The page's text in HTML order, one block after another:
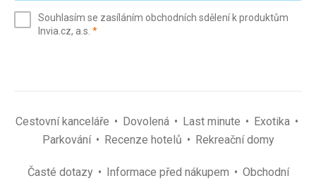
(povinné)
Souhlasím se zasíláním obchodních sdělení k produktům
Invia.cz, a.s. *(povinné)
Cestovní kanceláře Dovolená Last minute
Exotika
Parkování
Recenze hotelů Rekreační domy
Časté dotazy Informace před nákupem
Obchodní